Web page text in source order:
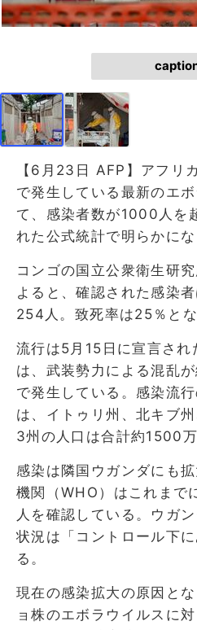
【6月23日 AFP】アフリ
で発生している最新のエ
て、感染者数が1000人を
れた公式統計で明らかにな
コンゴの国立公衆衛生研
よると、確認された感染
254人。致死率は25％とな
流行は5月15日に宣言され
は、武装勢力による混乱
で発生している。感染流
は、イトゥリ州、北キブ
3州の人口は合計約1500万
感染は隣国ウガンダにも
機関（WHO）はこれまで
人を確認している。ウガ
状況は「コントロール下
る。
現在の感染拡大の原因と
ョ株のエボラウイルスに